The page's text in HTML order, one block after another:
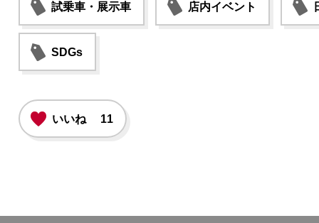
試乗車・展示車 店内イベント
SDGs
いいね 11